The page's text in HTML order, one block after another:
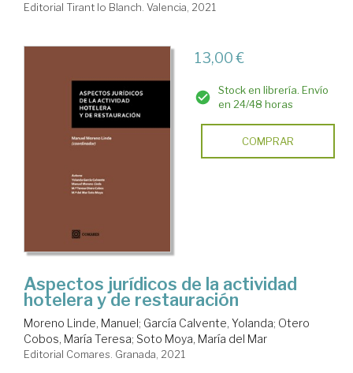
Editorial Tirant lo Blanch. Valencia, 2021
13,00 €
Stock en librería. Envío
en 24/48 horas
COMPRAR
Aspectos jurídicos de la actividad
hotelera y de restauración
Moreno Linde, Manuel; García Calvente, Yolanda; Otero
Cobos, María Teresa; Soto Moya, María del Mar
Editorial Comares. Granada, 2021